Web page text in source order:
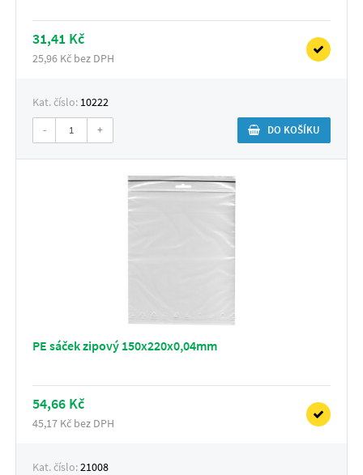
31,41 Kč
25,96 Kč bez DPH
Kat. číslo: 10222
- + DO KOŠÍKU
PE sáček zipový 150x220x0,04mm
54,66 Kč
45,17 Kč bez DPH
Kat. číslo:21008